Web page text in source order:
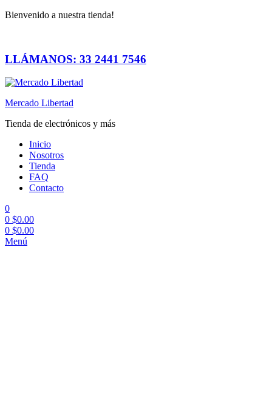
Bienvenido a nuestra tienda!
LLÁMANOS: 33 2441 7546
Mercado Libertad
Tienda de electrónicos y más
Inicio
Nosotros
Tienda
FAQ
Contacto
0
0 $0.00
0 $0.00
Menú